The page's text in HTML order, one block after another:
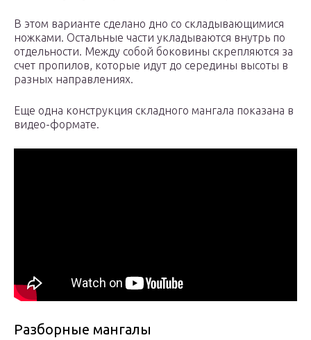
В этом варианте сделано дно со складывающимися
ножками. Остальные части укладываются внутрь по
отдельности. Между собой боковины скрепляются за
счет пропилов, которые идут до середины высоты в
разных направлениях.
Еще одна конструкция складного мангала показана в
видео-формате.
Разборные мангалы